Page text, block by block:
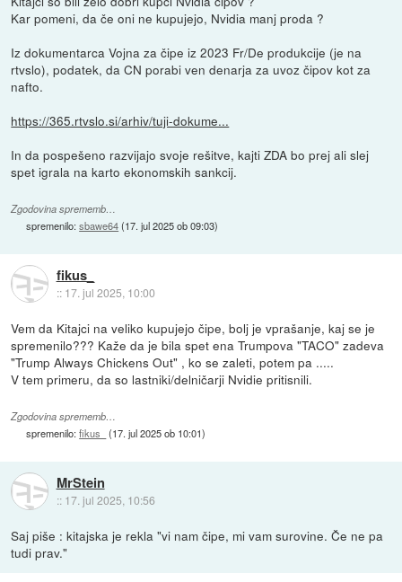
Kar pomeni, da če oni ne kupujejo, Nvidia manj proda ?
Iz dokumentarca Vojna za čipe iz 2023 Fr/De produkcije (je na
rtvslo), podatek, da CN porabi ven denarja za uvoz čipov kot za
nafto.
https://365.rtvslo.si/arhiv/tuji-dokume...
In da pospešeno razvijajo svoje rešitve, kajti ZDA bo prej ali slej
spet igrala na karto ekonomskih sankcij.
Zgodovina sprememb…
spremenilo:sbawe64(17. jul 2025 ob 09:03)
fikus_
:: 17. jul 2025, 10:00
Vem da Kitajci na veliko kupujejo čipe, bolj je vprašanje, kaj se je
spremenilo??? Kaže da je bila spet ena Trumpova "TACO" zadeva
"Trump Always Chickens Out" , ko se zaleti, potem pa .....
V tem primeru, da so lastniki/delničarji Nvidie pritisnili.
Zgodovina sprememb…
spremenilo:fikus_ (17. jul 2025 ob 10:01)
MrStein
:: 17. jul 2025, 10:56
Saj piše : kitajska je rekla "vi nam čipe, mi vam surovine. Če ne pa
tudi prav."